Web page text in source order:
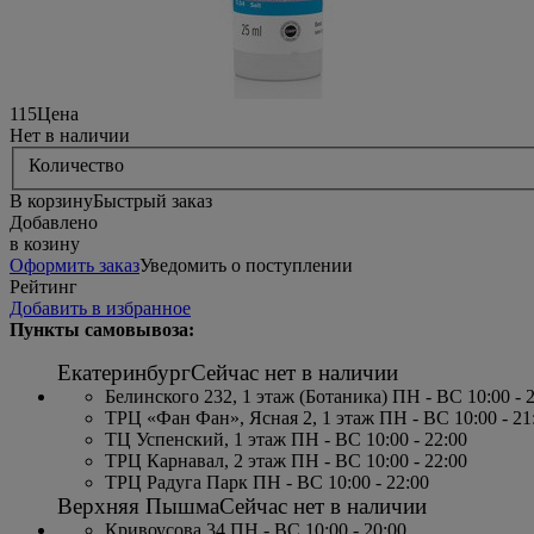
115Цена
Нет в наличии
Количество
В корзинуБыстрый заказ
Добавлено
в козину
Оформить заказУведомить о поступлении
Рейтинг
Добавить в избранное
Пункты самовывоза:
ЕкатеринбургСейчас нет в наличии
Белинского 232, 1 этаж (Ботаника) ПН - ВС 10:00 -
ТРЦ «Фан Фан», Ясная 2, 1 этаж ПН - ВС 10:00 -
ТЦ Успенский, 1 этаж ПН - ВС 10:00 - 22:00
ТРЦ Карнавал, 2 этаж ПН - ВС 10:00 - 22:00
ТРЦ Радуга Парк ПН - ВС 10:00 - 22:00
Верхняя ПышмаСейчас нет в наличии